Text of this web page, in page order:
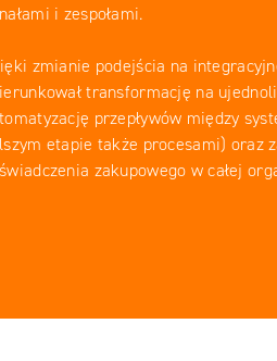
i zespołami.
zmianie podejścia na
transformację na
przepływów między
etapie także procesami) oraz
zakupowego w całej